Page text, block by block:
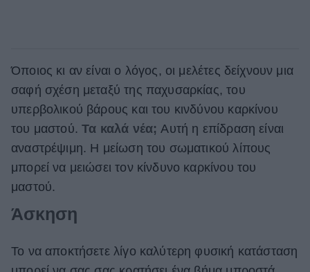
Όποιος κι αν είναι ο λόγος, οι μελέτες δείχνουν μια
σαφή σχέση μεταξύ της παχυσαρκίας, του
υπερβολικού βάρους και του κινδύνου καρκίνου
του μαστού.Τα καλά νέα;Αυτή η επίδραση είναι
αναστρέψιμη. Η μείωση του σωματικού λίπους
μπορεί να μειώσει τον κίνδυνο καρκίνου του
μαστού.
Άσκηση
Το να αποκτήσετε λίγο καλύτερη φυσική κατάσταση